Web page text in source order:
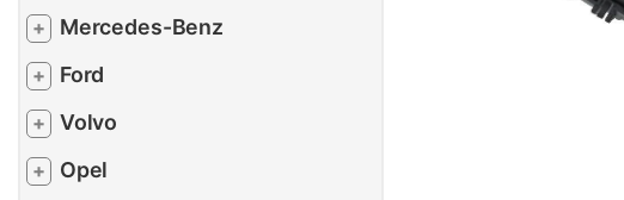
+ Mercedes-Benz
+ Ford
+ Volvo
+ Opel